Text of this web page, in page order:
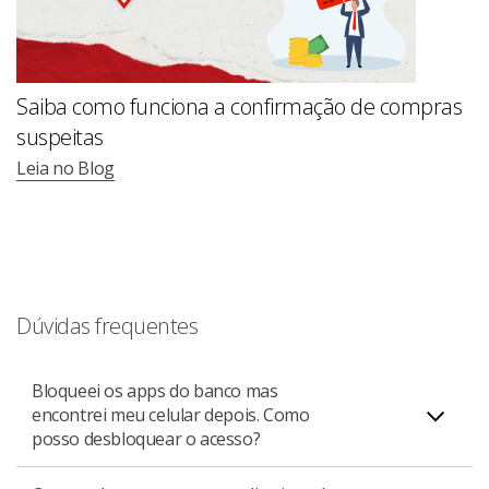
Saiba como funciona a confirmação de compras
suspeitas
Leia no Blog
Dúvidas frequentes
Bloqueei os apps do banco mas
encontrei meu celular depois. Como
posso desbloquear o acesso?